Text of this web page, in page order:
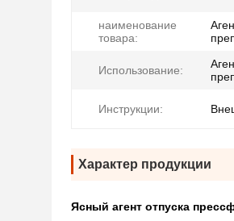
наименование
товара:
Использование:
Инструкции:
Характер продукции
Ясный агент отпуска